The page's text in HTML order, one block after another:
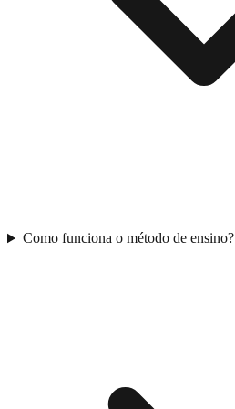
Como funciona o método de ensino?